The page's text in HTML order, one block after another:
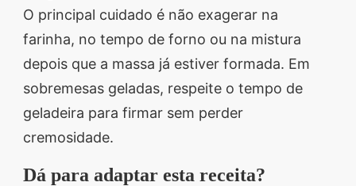
O principal cuidado é não exagerar na
farinha, no tempo de forno ou na mistura
depois que a massa já estiver formada. Em
sobremesas geladas, respeite o tempo de
geladeira para firmar sem perder
cremosidade.
Dá para adaptar esta receita?